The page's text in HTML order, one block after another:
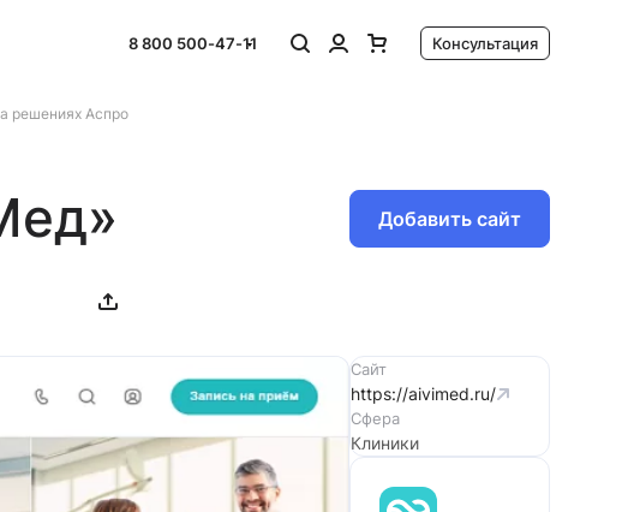
8 800 500-47-11 Консультация
решениях Аспро
Добавить сайт
Сайт
https://aivimed.ru/
Сфера
Клиники